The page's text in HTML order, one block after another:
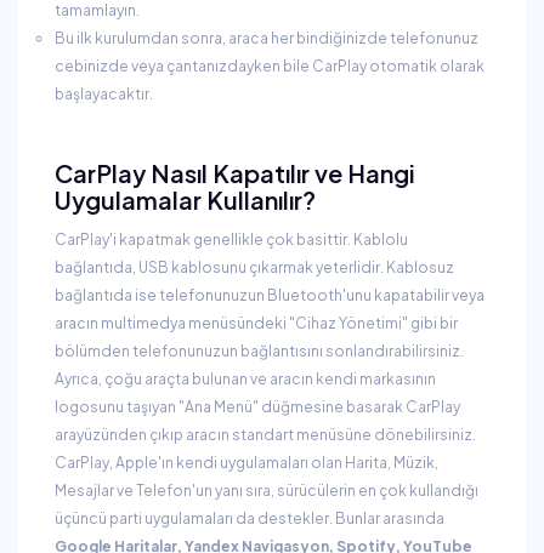
tamamlayın.
Bu ilk kurulumdan sonra, araca her bindiğinizde telefonunuz
cebinizde veya çantanızdayken bile CarPlay otomatik olarak
başlayacaktır.
CarPlay Nasıl Kapatılır ve Hangi
Uygulamalar Kullanılır?
CarPlay'i kapatmak genellikle çok basittir. Kablolu
bağlantıda, USB kablosunu çıkarmak yeterlidir. Kablosuz
bağlantıda ise telefonunuzun Bluetooth'unu kapatabilir veya
aracın multimedya menüsündeki "Cihaz Yönetimi" gibi bir
bölümden telefonunuzun bağlantısını sonlandırabilirsiniz.
Ayrıca, çoğu araçta bulunan ve aracın kendi markasının
logosunu taşıyan "Ana Menü" düğmesine basarak CarPlay
arayüzünden çıkıp aracın standart menüsüne dönebilirsiniz.
CarPlay, Apple'ın kendi uygulamaları olan Harita, Müzik,
Mesajlar ve Telefon'un yanı sıra, sürücülerin en çok kullandığı
üçüncü parti uygulamaları da destekler. Bunlar arasında
Google Haritalar, Yandex Navigasyon, Spotify, YouTube